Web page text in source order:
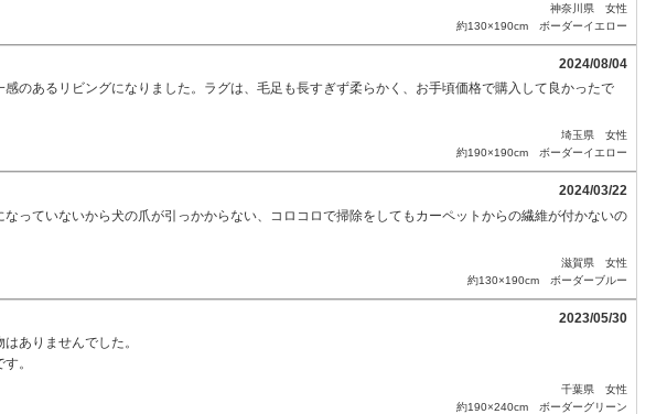
神奈川県 女性
約130×190cm ボーダーイエロー
2024/08/04
のあるリビングになりました。ラグは、毛足も長すぎず柔らかく、お手頃価格で購入して良かったで
埼玉県 女性
約190×190cm ボーダーイエロー
2024/03/22
っていないから犬の爪が引っかからない、コロコロで掃除をしてもカーペットからの繊維が付かないの
滋賀県 女性
約130×190cm ボーダーブルー
2023/05/30
ありませんでした。
。
千葉県 女性
約190×240cm ボーダーグリーン